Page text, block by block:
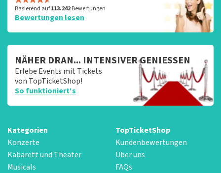
Basierend auf113.242Bewertungen
Bewertungen lesen
NÄHER DRAN... INTENSIVER GENIESSEN
Erlebe Events mit Tickets
von TopTicketShop!
So funktioniert‘s
Kategorien
Konzerte
Kabarett und Theater
Musicals
TopTicketShop
Kundenbewertungen
Über uns
FAQs